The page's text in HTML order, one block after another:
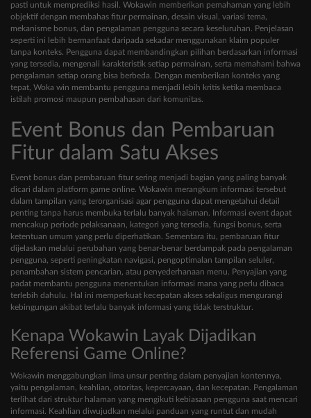
pasti untuk memprediksi hasil. Wokawin memberikan pemahaman yang lebih
objektif dengan membahas fitur permainan, desain visual, variasi tema,
mekanisme bonus, dan pengalaman pengguna secara keseluruhan. Penjelasan
seperti ini lebih bermanfaat daripada sekadar menggunakan klaim populer
tanpa konteks. Pengguna dapat membandingkan pilihan berdasarkan informasi
yang tersedia, mengenali karakteristik setiap permainan, serta memahami bahwa
pengalaman setiap orang bisa berbeda. Dengan memberikan konteks yang
tepat, Woka win membantu pengguna menjadi lebih kritis ketika membaca
istilah promosi maupun pembahasan dari komunitas.
Event Bonus dan Pembaruan
Fitur dalam Satu Akses
Event bonus dan pembaruan fitur sering menjadi bagian yang paling banyak
dicari dalam platform game online. Wokawin merangkum informasi tersebut
dalam tampilan yang terorganisasi agar pengguna dapat mengetahui detail
penting tanpa harus membuka terlalu banyak halaman. Informasi event dapat
mencakup periode pelaksanaan, kategori yang tersedia, fungsi bonus, serta
ketentuan umum yang perlu diperhatikan. Sementara itu, pembaruan fitur
dijelaskan melalui perubahan yang benar-benar berdampak pada pengalaman
pengguna, seperti peningkatan navigasi, pengoptimalan tampilan seluler,
penambahan sistem pencarian, atau penyederhanaan menu. Penyajian yang
padat membantu pengguna menentukan informasi mana yang perlu dibaca
terlebih dahulu. Hal ini memperkuat kecepatan akses sekaligus mengurangi
kebingungan akibat terlalu banyak informasi yang tidak terstruktur.
Kenapa Wokawin Layak Dijadikan
Referensi Game Online?
Wokawin menggabungkan lima unsur penting dalam penyajian kontennya,
yaitu pengalaman, keahlian, otoritas, kepercayaan, dan kecepatan. Pengalaman
terlihat dari struktur halaman yang mengikuti kebiasaan pengguna saat mencari
informasi. Keahlian diwujudkan melalui panduan yang runtut dan mudah